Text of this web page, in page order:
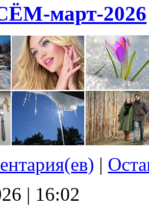
март-2026
|
| 16:02